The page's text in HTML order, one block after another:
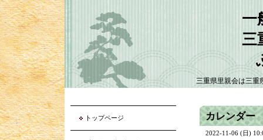
一
三
三重県里親会は三重
カレンダー
2022-11-06 (日)
トップページ